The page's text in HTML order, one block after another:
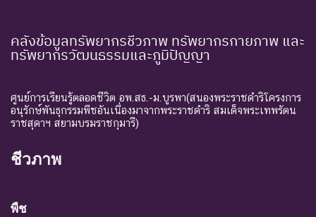
คลังข้อมูลทรัพยากรชีวภาพ ทรัพยากรกายภาพ และ
ทรัพยากรวัฒนธรรมและภูมิปัญญา
ศูนย์การเรียนรู้ตลอดชีวิต อพ.สธ.-ม.บูรพา(สนองพระราชดำริโครงการ
อนุรักษ์พันธุกรรมพืชอันเนื่องมาจากพระราชดำริ สมเด็จพระเทพรัตน
ราชสุดาฯ สยามบรมราชกุมารี)
ชีวภาพ
พืช